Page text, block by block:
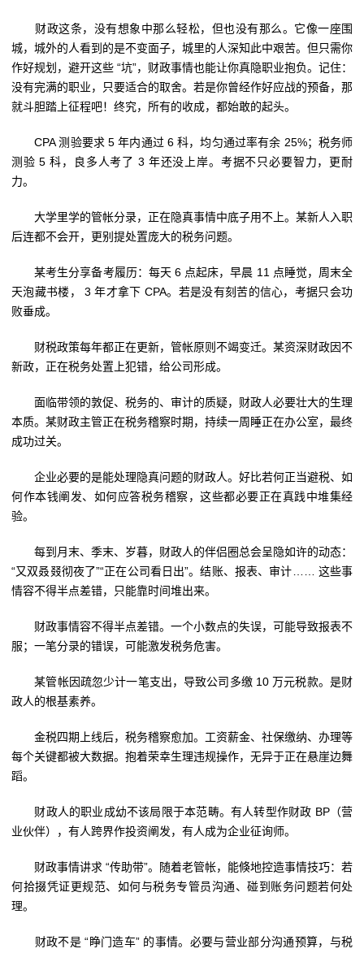
财政这条，没有想象中那么轻松，但也没有那么。它像一座围
城，城外的人看到的是不变面子，城里的人深知此中艰苦。但只需你
作好规划，避开这些 “坑”，财政事情也能让你真隐职业抱负。记住：
没有完满的职业，只要适合的取舍。若是你曾经作好应战的预备，那
就斗胆踏上征程吧！终究，所有的收成，都始敢的起头。
CPA 测验要求 5 年内通过 6 科，均匀通过率有余 25%；税务师
测验 5 科，良多人考了 3 年还没上岸。考据不只必要智力，更耐
力。
大学里学的管帐分录，正在隐真事情中底子用不上。某新人入职
后连都不会开，更别提处置庞大的税务问题。
某考生分享备考履历：每天 6 点起床，早晨 11 点睡觉，周末全
天泡藏书楼， 3 年才拿下 CPA。若是没有刻苦的信心，考据只会功
败垂成。
财税政策每年都正在更新，管帐原则不竭变迁。某资深财政因不
新政，正在税务处置上犯错，给公司形成。
面临带领的敦促、税务的、审计的质疑，财政人必要壮大的生理
本质。某财政主管正在税务稽察时期，持续一周睡正在办公室，最终
成功过关。
企业必要的是能处理隐真问题的财政人。好比若何正当避税、如
何作本钱阐发、如何应答税务稽察，这些都必要正在真践中堆集经
验。
每到月末、季末、岁暮，财政人的伴侣圈总会呈隐如许的动态：
“又双叒叕彻夜了”“正在公司看日出”。结账、报表、审计…… 这些事
情容不得半点差错，只能靠时间堆出来。
财政事情容不得半点差错。一个小数点的失误，可能导致报表不
服；一笔分录的错误，可能激发税务危害。
某管帐因疏忽少计一笔支出，导致公司多缴 10 万元税款。是财
政人的根基素养。
金税四期上线后，税务稽察愈加。工资薪金、社保缴纳、办理等
每个关键都被大数据。抱着荣幸生理违规操作，无异于正在悬崖边舞
蹈。
财政人的职业成幼不该局限于本范畴。有人转型作财政 BP（营
业伙伴），有人跨界作投资阐发，有人成为企业征询师。
财政事情讲求 “传助带”。随着老管帐，能倏地控造事情技巧：若
何拾掇凭证更规范、如何与税务专管员沟通、碰到账务问题若何处
理。
财政不是 “睁门造车” 的事情。必要与营业部分沟通预算，与税